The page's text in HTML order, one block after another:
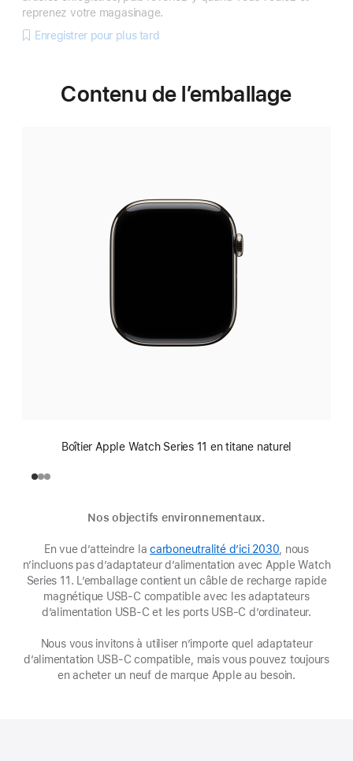
reprenez votre magasinage.
Enregistrer pour plus tard
Contenu de l’emballage
Boîtier Apple Watch Series 11 en titane naturel
Nos objectifs environnementaux.
En vue d’atteindre lacarboneutralité d’ici 2030 (s’ouvre
dans
une
nouvelle
fenêtre)
, nous
n’incluons pas d’adaptateur d’alimentation avec Apple Watch
Series 11. L’emballage contient un câble de recharge rapide
magnétique USB-C compatible avec les adaptateurs
d’alimentation USB-C et les ports USB-C d’ordinateur.
Nous vous invitons à utiliser n’importe quel adaptateur
d’alimentation USB-C compatible, mais vous pouvez toujours
en acheter un neuf de marque Apple au besoin.